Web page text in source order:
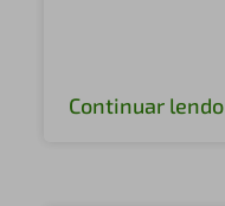
Continuar lendo